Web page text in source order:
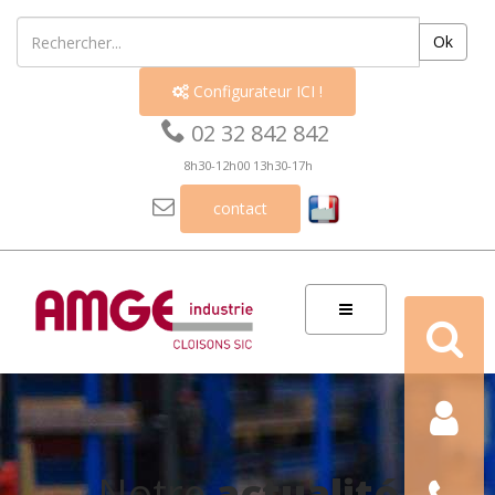
Ok
 Configurateur ICI !
 02 32 842 842
8h30-12h00 13h30-17h
 contact